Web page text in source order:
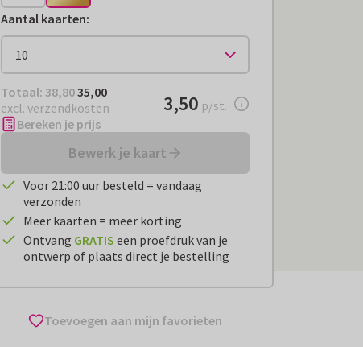
Aantal kaarten:
Totaal: € 35,00
Totaal: 38,8035,00
excl. verzendkosten
€ 3,50per stuk
3,50 p/st.
Bereken je prijs
Bewerk je kaart
Voor 21:00 uur besteld = vandaag
verzonden
Meer kaarten = meer korting
Ontvang GRATIS een proefdruk van je
ontwerp of plaats direct je bestelling
Toevoegen aan mijn favorieten